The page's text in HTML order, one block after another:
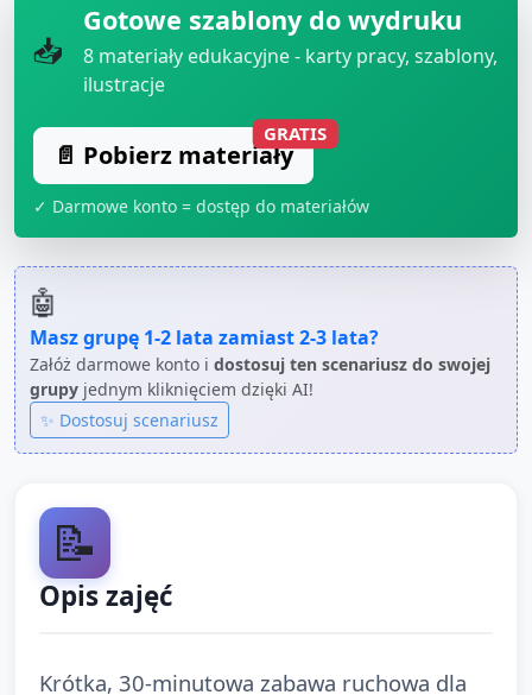
📥
Gotowe szablony do wydruku
8 materiały edukacyjne - karty pracy, szablony,
ilustracje
📄 Pobierz materiały
GRATIS
✓ Darmowe konto = dostęp do materiałów
🤖
Masz grupę 1-2 lata zamiast2-3 lata?
Załóż darmowe konto i dostosuj ten scenariusz do swojej
grupy jednym kliknięciem dzięki AI!
✨ Dostosuj scenariusz
📝
Opis zajęć
Krótka, 30‑minutowa zabawa ruchowa dla